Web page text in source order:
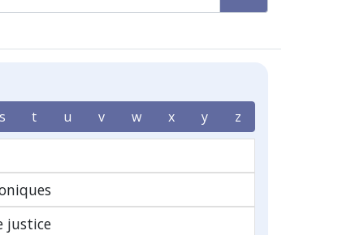
s t u v w x y z
justice